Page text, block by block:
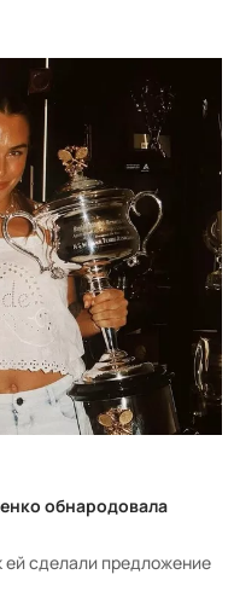
обнародовала
ей сделали предложение